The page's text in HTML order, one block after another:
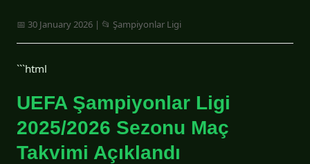
📅 30 January 2026 | 📂 Şampiyonlar Ligi
```html
UEFA Şampiyonlar Ligi
2025/2026 Sezonu Maç
Takvimi Açıklandı